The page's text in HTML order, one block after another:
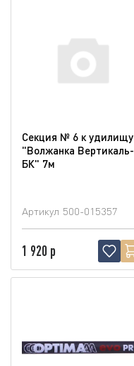
Секция № 6 к удилищу
"Волжанка Вертикаль-
БК" 7м
Артикул 500-015357
1 920 р